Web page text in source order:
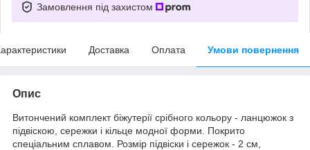
Замовлення під захистом
Доставка Оплата Умови повернення
Опис
Витончений комплект біжутерії срібного кольору - ланцюжок з
підвіскою, сережки і кільце модної форми. Покрито
спеціальним сплавом. Розмір підвіски і сережок - 2 см,